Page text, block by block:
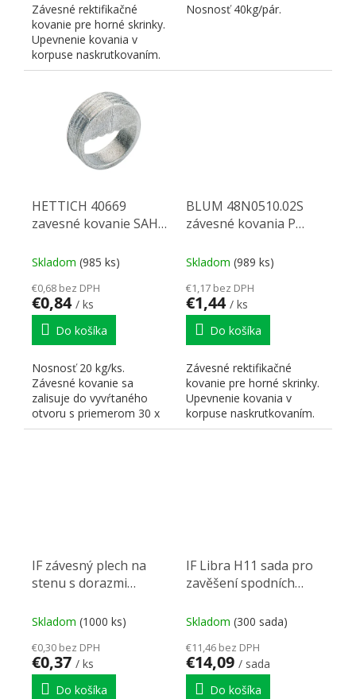
Závesné rektifikačné
kovanie pre horné skrinky.
Upevnenie kovania v
korpuse naskrutkovaním.
Upevnenie kovania na...
Nosnosť 40kg/pár.
HETTICH 40669
zavesné kovanie SAH
Skladom (985 ks)
€0,68 bez DPH
€0,84 / ks
Do košíka
Nosnosť 20 kg/ks.
Závesné kovanie sa
zalisuje do vyvŕtaného
otvoru s priemerom 30 x
11,5 mm. Zinkový odliatok
BLUM 48N0510.02S
závesné kovania P
Skladom (989 ks)
€1,17 bez DPH
€1,44 / ks
Do košíka
Závesné rektifikačné
kovanie pre horné skrinky.
Upevnenie kovania v
korpuse naskrutkovaním.
Upevnenie kovania na...
IF závesný plech na
stenu s dorazmi
Skladom (1000 ks)
€0,30 bez DPH
€0,37 / ks
Do košíka
IF Libra H11 sada pro
zavěšení spodních
Skladom (300 sada)
€11,46 bez DPH
€14,09 / sada
Do košíka